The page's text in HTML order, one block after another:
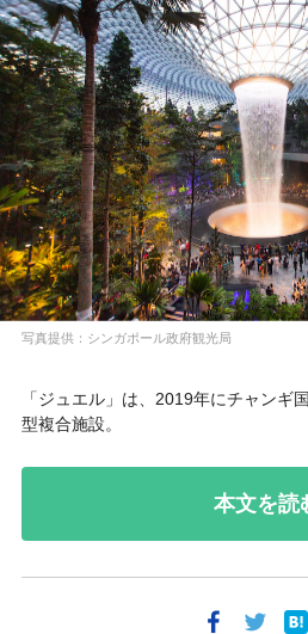
写真提供：シンガポール政府観光局
「ジュエル」は、2019年にチャンギ
型複合施設。
本文を読